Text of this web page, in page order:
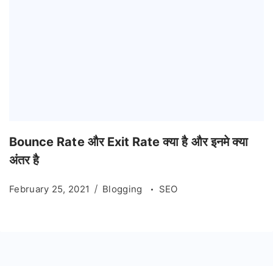
Bounce Rate और Exit Rate क्या है और इनमे क्या
अंतर है
February 25, 2021 Blogging SEO